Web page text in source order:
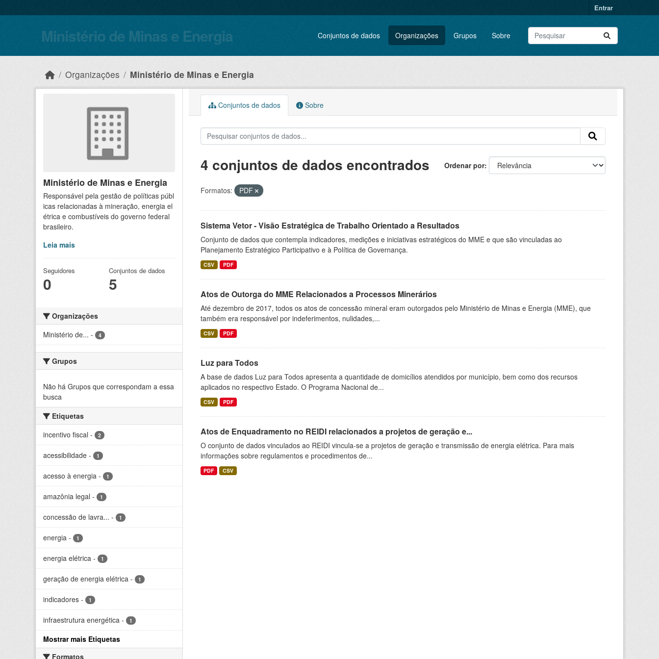
Entrar
Ministério de Minas e Energia Conjuntos de dados Organizações Grupos Sobre
Organizações Ministério de Minas e Energia
Ministério de Minas e Energia
Responsável pela gestão de políticas públ
icas relacionadas à mineração, energia el
étrica e combustíveis do governo federal
brasileiro.
Leia mais
Seguidores
0
Conjuntos de dados
5
Organizações
Ministério de... - 4
Grupos
Não há Grupos que correspondam a essa
busca
Etiquetas
incentivo fiscal - 2
acessibilidade - 1
acesso à energia - 1
amazônia legal - 1
concessão de lavra... - 1
energia - 1
energia elétrica - 1
geração de energia elétrica - 1
indicadores - 1
infraestrutura energética - 1
Mostrar mais Etiquetas
Formatos
Conjuntos de dados Sobre
Ordenar por
4 conjuntos de dados encontrados
Formatos: PDF
Sistema Vetor - Visão Estratégica de Trabalho Orientado a Resultados
Conjunto de dados que contempla indicadores, medições e iniciativas estratégicos do MME e que são vinculadas ao
Planejamento Estratégico Participativo e à Política de Governança.
CSV PDF
Atos de Outorga do MME Relacionados a Processos Minerários
Até dezembro de 2017, todos os atos de concessão mineral eram outorgados pelo Ministério de Minas e Energia (MME), que
também era responsável por indeferimentos, nulidades,...
CSV PDF
Luz para Todos
A base de dados Luz para Todos apresenta a quantidade de domicílios atendidos por município, bem como dos recursos
aplicados no respectivo Estado. O Programa Nacional de...
CSV PDF
Atos de Enquadramento no REIDI relacionados a projetos de geração e...
O conjunto de dados vinculados ao REIDI vincula-se a projetos de geração e transmissão de energia elétrica. Para mais
informações sobre regulamentos e procedimentos de...
PDF CSV